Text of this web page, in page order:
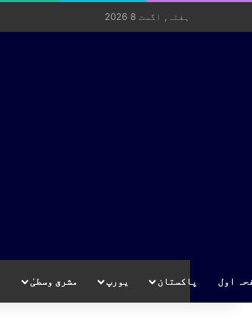
ہفتہ, اگست 8 2026
اول پاکستان یورپ مشرق وسطیٰ